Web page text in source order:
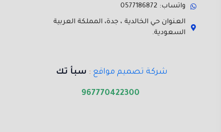
واتساب: 0577186872
العنوان حي الخالدية ، جدة، المملكة العربية
السعودية.
شركة تصميم مواقع : سبأ تك
967770422300